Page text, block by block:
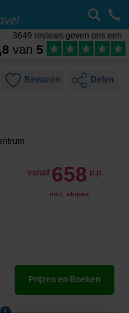
3649 reviews geven ons een
van 5
Bewaren Delen
vanaf 658 p.p.
incl. skipas
Prijzen en Boeken